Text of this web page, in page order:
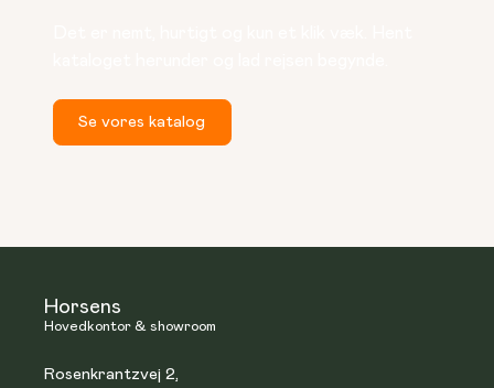
Se vores katalog
Horsens
Hovedkontor & showroom
Rosenkrantzvej 2,